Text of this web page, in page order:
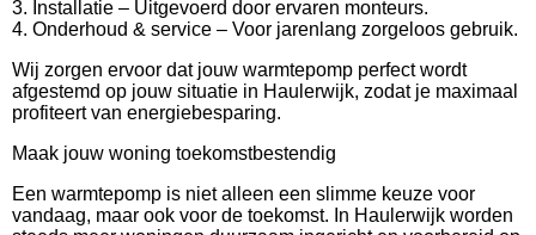
3. Installatie – Uitgevoerd door ervaren monteurs.
4. Onderhoud & service – Voor jarenlang zorgeloos gebruik.
Wij zorgen ervoor dat jouw warmtepomp perfect wordt
afgestemd op jouw situatie in Haulerwijk, zodat je maximaal
profiteert van energiebesparing.
Maak jouw woning toekomstbestendig
Een warmtepomp is niet alleen een slimme keuze voor
vandaag, maar ook voor de toekomst. In Haulerwijk worden